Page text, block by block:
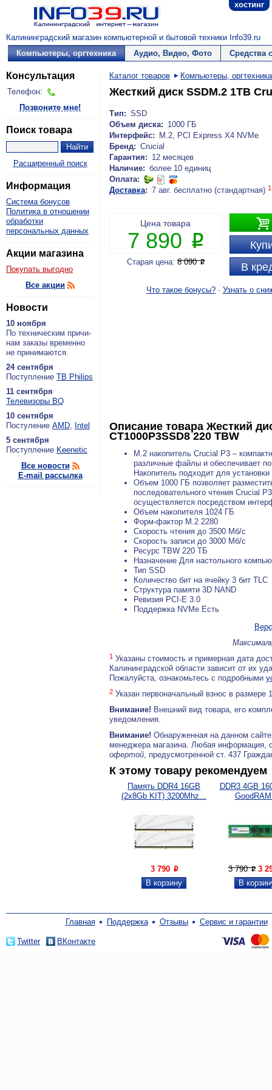
хостинг
Калининградский магазин компьютерной и бытовой техники Info39.ru
Компьютеры, оргтехника
Аудио, Видео, Фото Средства
Консультация
Телефон:
Позвоните мне!
Поиск товара
Расширенный поиск
Информация
Система бонусов
Политика в отношении
обработки
персональных данных
Акции магазина
Покупать выгодно
Все акции
Новости
10 ноября
По тех­ни­че­ским при­чи­
нам за­ка­зы вре­мен­но
не при­ни­ма­ют­ся.
24 сентября
По­ступ­ле­ние ТВ Philips
11 сентября
Теле­ви­зо­ры BQ
10 сентября
По­сту­ле­ние AMD, Intel
5 сентября
По­ступ­ле­ние Keenetic
Все новости
E-mail рассылка
Каталог товаров Компьютеры, оргтехника
Жесткий диск SSDM.2 1TB
Тип: SSD
Объем диска: 1000 ГБ
Интерфейс:
M.2, PCI Express X4 NVMe
Бренд: Crucial
Гарантия: 12 месяцев
Наличие: более 10 единиц
Оплата:
Доставка: 7 авг. бесплатно (стандартная) 1

В
Цена товара
7 890 P
Старая цена: 8 090P
Что такое бонусы? · Узнать о
Описание товара Жесткий
CT1000P3SSD8 220 TBW
M.2 накопитель Crucial P3 –
различные файлы и обеспечивает
Накопитель подходит для
Объем 1000 ГБ позволяет
последовательного чтения Crucial
осуществляется посредством
Объем накопителя 1024 ГБ
Форм-фактор М.2 2280
Скорость чтения до 3500 Мб/с
Скорость записи до 3000 Мб/с
Ресурс TBW 220 ТБ
Назначение Для настольного
Тип SSD
Количество бит на ячейку 3 бит TLC
Структура памяти 3D NAND
Ревизия PCI-E 3.0
Поддержка NVMe Есть
1 Указаны стоимость и примерная дата
Калининградской области зависит от их
Пожалуйста, ознакомьтесь с подробными
2 Указан первоначальный взнос в
Внимание! Внешний вид товара, его
уведомления.
Внимание! Обнаруженная на данном
менеджера магазина. Любая информация,
офертой, предусмотренной ст. 437
К этому товару рекомендуем
Память DDR4 16GB
(2x8Gb KIT) 3200Mhz...
3 790 P
DDR3 4GB
3 790P 3
Главная Поддержка Отзывы Сервис и гарантии
Twitter ВКонтакте